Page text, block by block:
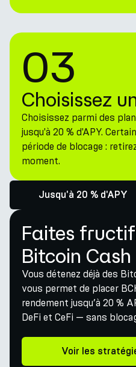
03
Choisissez
Choisissez parmi des
jusqu'à 20 % d'APY.
période de blocage :
moment.
Jusqu'à 20 % d'APY
Faites
Bitcoin Cash
Vous détenez déjà des
vous permet de placer
rendement jusqu’à 20 %
DeFi et CeFi — sans
Voir les